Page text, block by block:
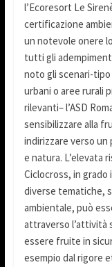
l’Ecoresort Le
certificazione
un notevole onere
tutti gli
noto gli scenari-
urbani o aree rurali
rilevanti– l’ASD
sensibilizzare alla
indirizzare verso
e natura. L’elevata
Ciclocross, in
diverse tematiche,
ambientale, può
attraverso l’attività
essere fruite in
esempio dal rigore